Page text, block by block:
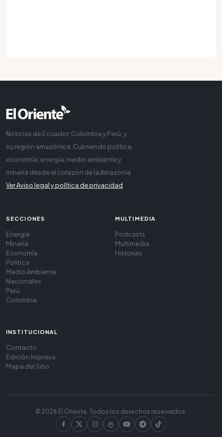
Noticias de Ecuador, Colombia y Perú, y
su región amazónica. Cubriendo política,
economía, energía, medio ambiente y
minería desde el corazón de la Amazonía
Ver Aviso legal y política de privacidad
SECCIONES
Energía
Minería
Economía
Política
Medio Ambiente
Nacionales
Perú
Colombia
MULTIMEDIA
Podcasts
Multimedia
Historias
INSTITUCIONAL
Contacto
Edición Impresa
Mapa del Sitio
© 2026 El Oriente. Todos los derechos reservados.